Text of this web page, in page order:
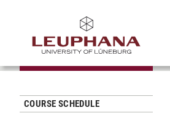
COURSE SCHEDULE